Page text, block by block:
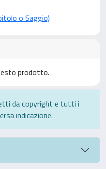
o Saggio)
prodotto.
da copyright e tutti i
indicazione.